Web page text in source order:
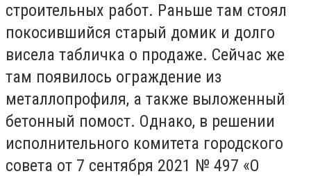
строительных работ. Раньше там стоял
покосившийся старый домик и долго
висела табличка о продаже. Сейчас же
там появилось ограждение из
металлопрофиля, а также выложенный
бетонный помост. Однако, в решении
исполнительного комитета городского
совета от 7 сентября 2021 № 497 «О